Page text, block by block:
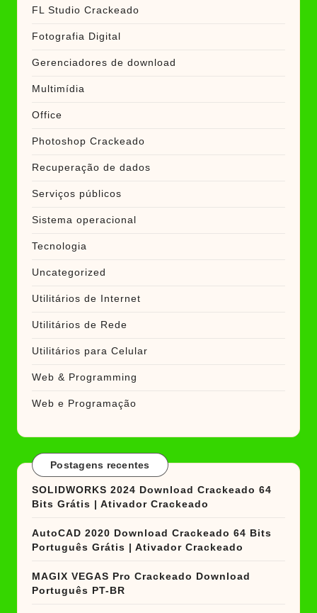
FL Studio Crackeado
Fotografia Digital
Gerenciadores de download
Multimídia
Office
Photoshop Crackeado
Recuperação de dados
Serviços públicos
Sistema operacional
Tecnologia
Uncategorized
Utilitários de Internet
Utilitários de Rede
Utilitários para Celular
Web & Programming
Web e Programação
Postagens recentes
SOLIDWORKS 2024 Download Crackeado 64
Bits Grátis | Ativador Crackeado
AutoCAD 2020 Download Crackeado 64 Bits
Português Grátis | Ativador Crackeado
MAGIX VEGAS Pro Crackeado Download
Português PT-BR